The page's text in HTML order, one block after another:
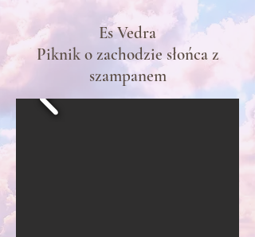
Es Vedra
Piknik o zachodzie słońca z
szampanem